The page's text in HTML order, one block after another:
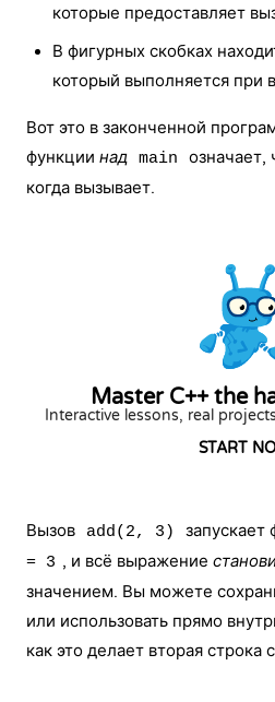
которые предоставляет
В фигурных скобках
который выполняется при
Вот это в законченной
функции над main означает,
когда вызывает.
Master C++ the
Interactive lessons, real
START
Вызов add(2, 3)
= 3 , и всё выражение
значением. Вы можете
или использовать прямо
как это делает вторая строка с